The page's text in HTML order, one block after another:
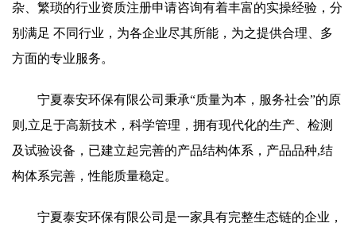
杂、繁琐的行业资质注册申请咨询有着丰富的实操经验，分
别满足 不同行业，为各企业尽其所能，为之提供合理、多
方面的专业服务。
宁夏泰安环保有限公司秉承“质量为本，服务社会”的原
则,立足于高新技术，科学管理，拥有现代化的生产、检测
及试验设备，已建立起完善的产品结构体系，产品品种,结
构体系完善，性能质量稳定。
宁夏泰安环保有限公司是一家具有完整生态链的企业，